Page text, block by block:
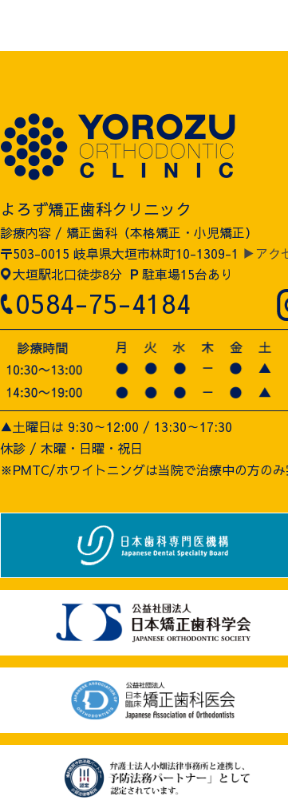
よろず矯正歯科クリニック
診療内容 / 矯正歯科（本格矯正・小児矯正）
〒503-0015 岐阜県大垣市林町10-1309-1 ▶アク
大垣駅北口徒歩8分 P駐車場15台あり
0584-75-4184
▲土曜日は 9:30～12:00 / 13:30～17:30
休診 / 木曜・日曜・祝日
※PMTC/ホワイトニングは当院で治療中の方のみ